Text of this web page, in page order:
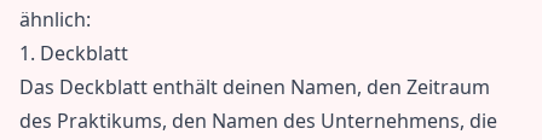
ähnlich:
1. Deckblatt
Das Deckblatt enthält deinen Namen, den Zeitraum
des Praktikums, den Namen des Unternehmens, die